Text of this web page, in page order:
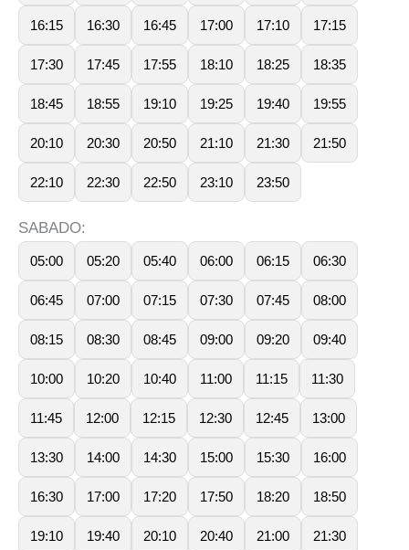
16:15 16:30 16:45 17:00 17:10 17:15
17:30 17:45 17:55 18:10 18:25 18:35
18:45 18:55 19:10 19:25 19:40 19:55
20:10 20:30 20:50 21:10 21:30 21:50
22:10 22:30 22:50 23:10 23:50
SABADO:
05:00 05:20 05:40 06:00 06:15 06:30
06:45 07:00 07:15 07:30 07:45 08:00
08:15 08:30 08:45 09:00 09:20 09:40
10:00 10:20 10:40 11:00 11:15 11:30
11:45 12:00 12:15 12:30 12:45 13:00
13:30 14:00 14:30 15:00 15:30 16:00
16:30 17:00 17:20 17:50 18:20 18:50
19:10 19:40 20:10 20:40 21:00 21:30